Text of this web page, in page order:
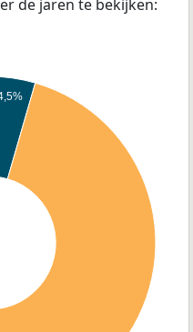
de jaren te bekijken: